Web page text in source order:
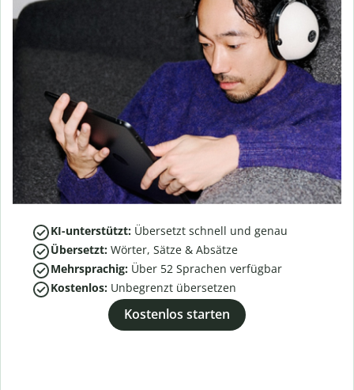
KI-unterstützt: Übersetzt schnell und genau
Übersetzt: Wörter, Sätze & Absätze
Mehrsprachig: Über 52 Sprachen verfügbar
Kostenlos: Unbegrenzt übersetzen
Kostenlos starten